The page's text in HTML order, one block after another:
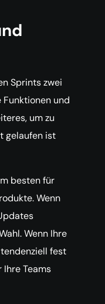
Sprints zwei
Funktionen und
um zu
gelaufen ist
besten für
Wenn
Wenn Ihre
fest
Ihre Teams